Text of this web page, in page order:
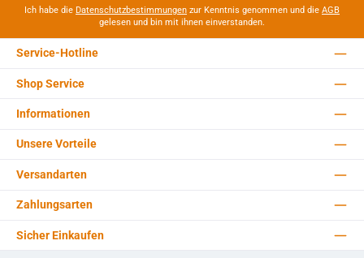
Ich habe die Datenschutzbestimmungen zur Kenntnis genommen und die AGB
gelesen und bin mit ihnen einverstanden.
Service-Hotline
Shop Service
Informationen
Unsere Vorteile
Versandarten
Zahlungsarten
Sicher Einkaufen